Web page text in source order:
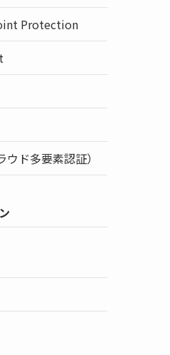
Protection
ド多要素認証）